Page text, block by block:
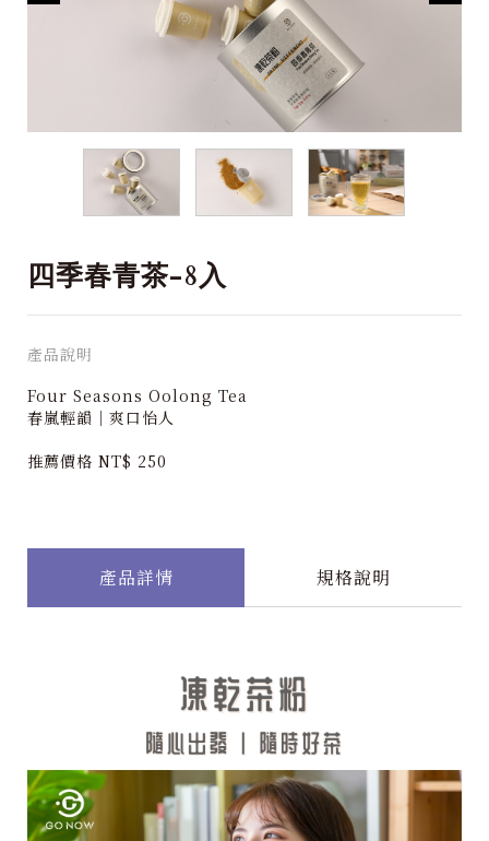
四季春青茶-8入
產品說明
Four Seasons Oolong Tea
春嵐輕韻｜爽口怡人
推薦價格 NT$ 250
產品詳情 規格說明